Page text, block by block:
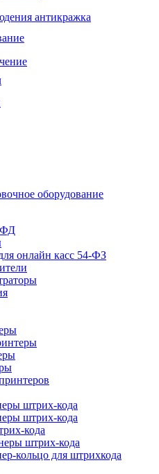
антикражка
оборудование
онлайн касс 54-ФЗ
штрих-кода
штрих-кода
кода
штрих-кода
кольцо для штрихкода